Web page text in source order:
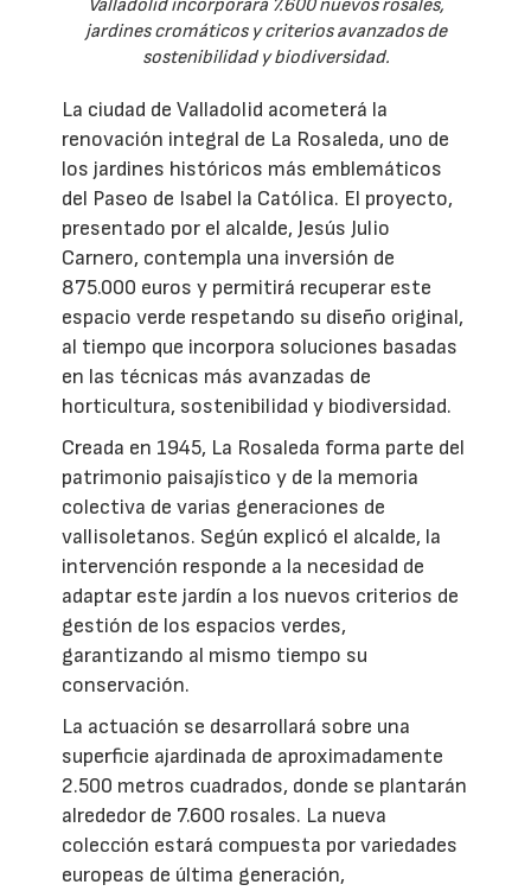
Valladolid incorporará 7.600 nuevos rosales,
jardines cromáticos y criterios avanzados de
sostenibilidad y biodiversidad.
La ciudad de Valladolid acometerá la
renovación integral de La Rosaleda, uno de
los jardines históricos más emblemáticos
del Paseo de Isabel la Católica. El proyecto,
presentado por el alcalde, Jesús Julio
Carnero, contempla una inversión de
875.000 euros y permitirá recuperar este
espacio verde respetando su diseño original,
al tiempo que incorpora soluciones basadas
en las técnicas más avanzadas de
horticultura, sostenibilidad y biodiversidad.
Creada en 1945, La Rosaleda forma parte del
patrimonio paisajístico y de la memoria
colectiva de varias generaciones de
vallisoletanos. Según explicó el alcalde, la
intervención responde a la necesidad de
adaptar este jardín a los nuevos criterios de
gestión de los espacios verdes,
garantizando al mismo tiempo su
conservación.
La actuación se desarrollará sobre una
superficie ajardinada de aproximadamente
2.500 metros cuadrados, donde se plantarán
alrededor de 7.600 rosales. La nueva
colección estará compuesta por variedades
europeas de última generación,